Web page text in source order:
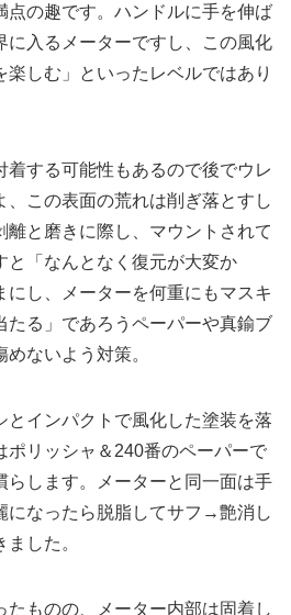
点の趣です。ハンドルに手を伸ば
に入るメーターですし、この風化
しむ」といったレベルではあり
着する可能性もあるので後でウレ
、この表面の荒れは削ぎ落とすし
離と磨きに際し、マウントされて
と「なんとなく復元が大変か
にし、メーターを何重にもマスキ
たる」であろうペーパーや真鍮ブ
ないよう対策。
とインパクトで風化した塗装を落
ポリッシャ＆240番のペーパーで
らします。メーターと同一面は手
になったら脱脂してサフ→艶消し
した。
たものの、メーター内部は固着し